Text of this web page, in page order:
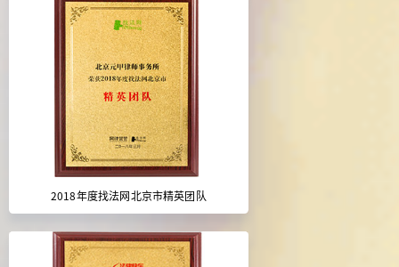
2018年度找法网北京市精英团队